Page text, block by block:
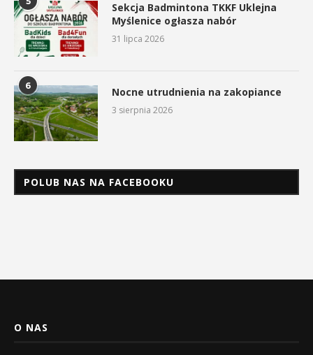
Sekcja Badmintona TKKF Uklejna
Myślenice ogłasza nabór
31 lipca 2026
6 Nocne utrudnienia na zakopiance
3 sierpnia 2026
POLUB NAS NA FACEBOOKU
O NAS